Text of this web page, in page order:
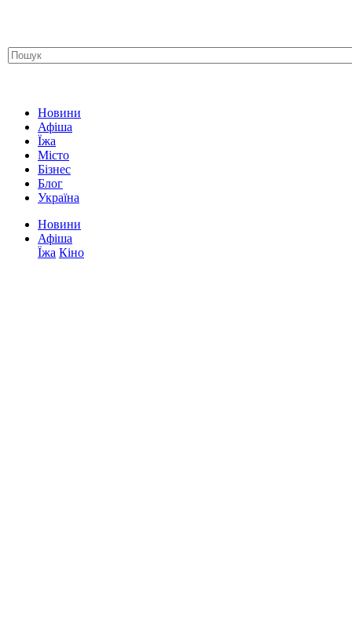
Новини
Афіша
Їжа
Місто
Бізнес
Блог
Україна
Новини
Афіша
Їжа Кіно